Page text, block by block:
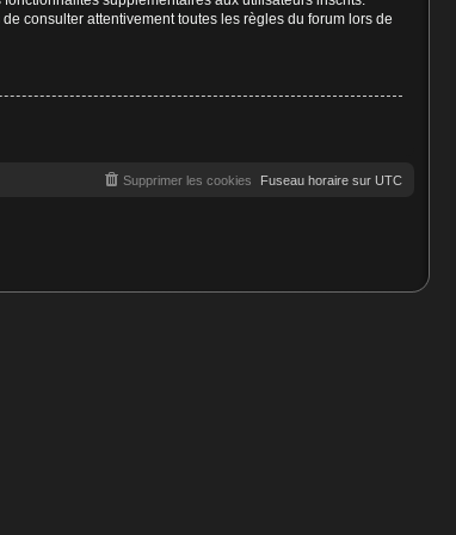
consulter attentivement toutes les règles du forum lors de
Fuseau horaire sur UTC
Supprimer les cookies